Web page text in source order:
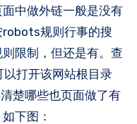
中做外链一般是没有
规则行事的搜
限制，但还是有。查
打开该网站根目录
楚哪些也页面做了有
下图：